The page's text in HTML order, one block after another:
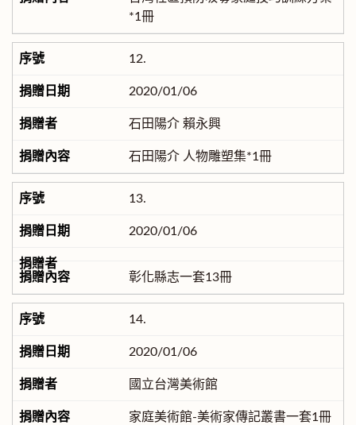
*1冊
12.
2020/01/06
石田陽介 賴永興
石田陽介 人物雕塑集*1冊
13.
2020/01/06
彰化縣志一套13冊
14.
2020/01/06
國立台灣美術館
家庭美術館-美術家傳記叢書一套1冊